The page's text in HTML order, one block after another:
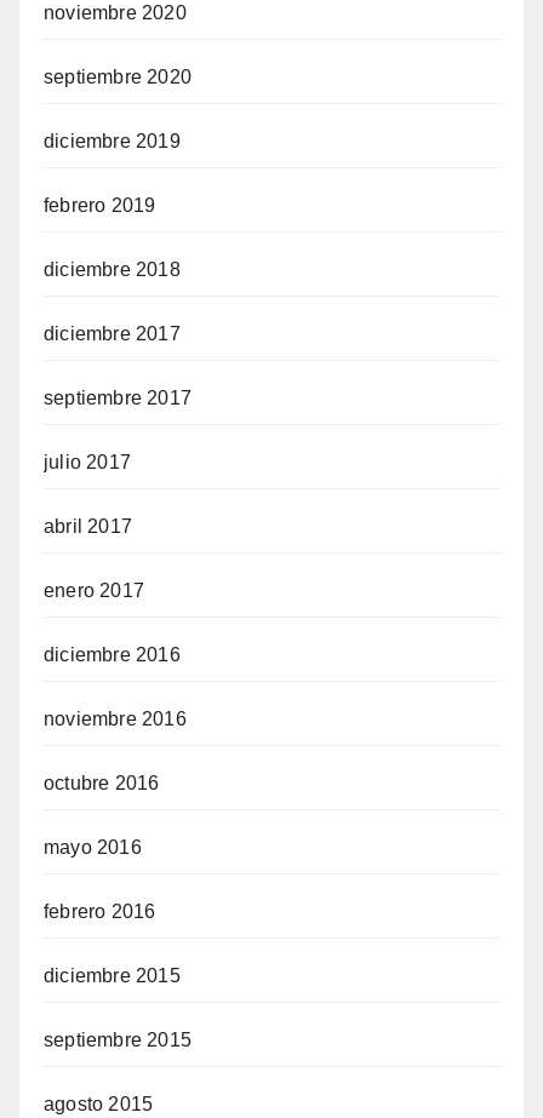
noviembre 2020
septiembre 2020
diciembre 2019
febrero 2019
diciembre 2018
diciembre 2017
septiembre 2017
julio 2017
abril 2017
enero 2017
diciembre 2016
noviembre 2016
octubre 2016
mayo 2016
febrero 2016
diciembre 2015
septiembre 2015
agosto 2015